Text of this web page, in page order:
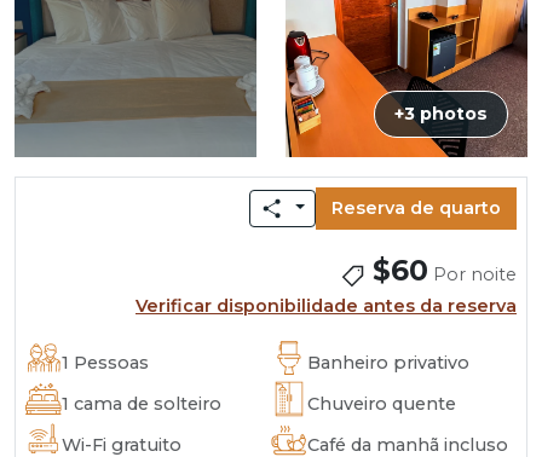
+3 photos
Reserva de quarto
$60 Por noite
Verificar disponibilidade antes da reserva
1 Pessoas
1 cama de solteiro
Wi-Fi gratuito
Banheiro privativo
Chuveiro quente
Café da manhã incluso